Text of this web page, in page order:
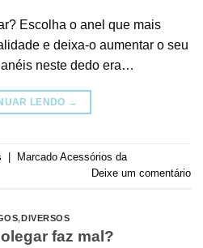
Escolha o anel que mais
e deixa-o aumentar o seu
anéis neste dedo era…
LENDO →
Marcado Acessórios da
Deixe um comentário
,DIVERSOS
faz mal?